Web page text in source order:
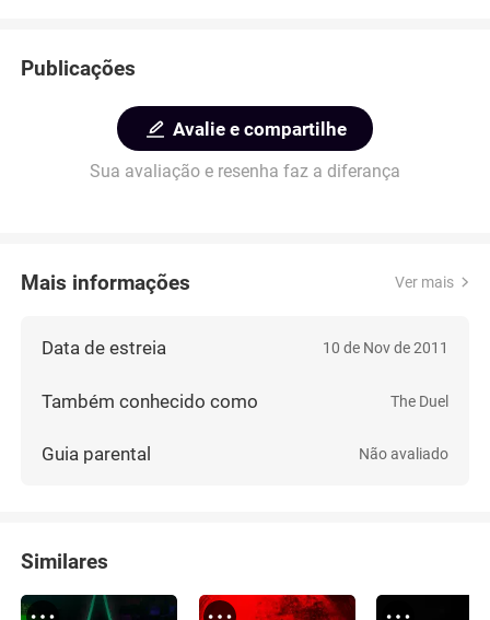
Publicações
Avalie e compartilhe
Sua avaliação e resenha faz a diferança
Mais informações Ver mais
Data de estreia 10 de Nov de 2011
Também conhecido como The Duel
Guia parental Não avaliado
Similares